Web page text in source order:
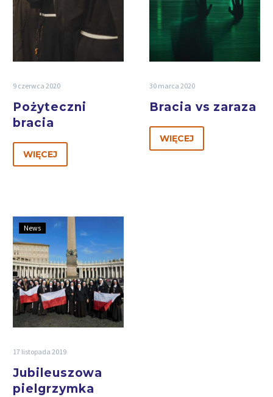
9 czerwca 2020
Pożyteczni
bracia
WIĘCEJ
30 marca 2020
Bracia vs zaraza
WIĘCEJ
News
17 listopada 2019
Jubileuszowa
pielgrzymka